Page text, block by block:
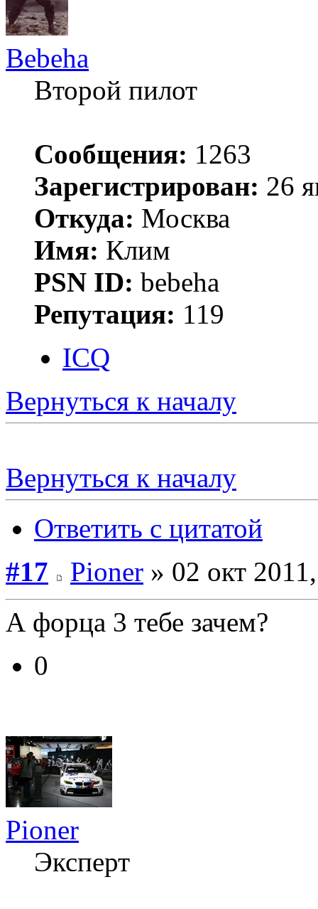
Bebeha
Второй пилот
Сообщения: 1263
Зарегистрирован: 26
Откуда: Москва
Имя: Клим
PSN ID: bebeha
Репутация: 119
ICQ
Вернуться к началу
Вернуться к началу
Ответить с цитатой
#17
Pioner » 02 окт
А форца 3 тебе зачем?
0
Pioner
Эксперт